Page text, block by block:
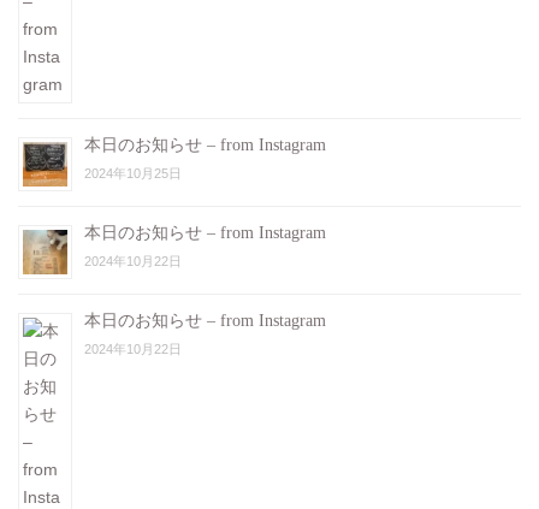
本日のお知らせ – from Instagram
2024年10月25日
本日のお知らせ – from Instagram
2024年10月22日
本日のお知らせ – from Instagram
2024年10月22日